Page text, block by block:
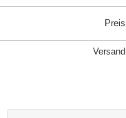
Preis
Versand